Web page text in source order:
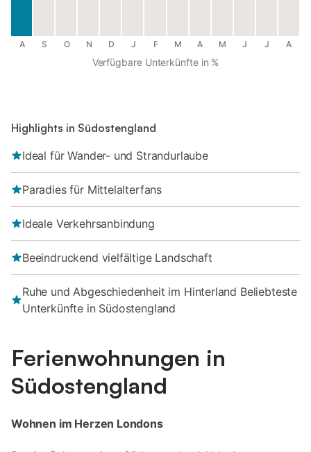
A S O N D J F M A M J J A
Verfügbare Unterkünfte in %
Highlights in Südostengland
Ideal für Wander- und Strandurlaube
Paradies für Mittelalterfans
Ideale Verkehrsanbindung
Beeindruckend vielfältige Landschaft
Ruhe und Abgeschiedenheit im Hinterland Beliebteste
Unterkünfte in Südostengland
Ferienwohnungen in
Südostengland
Wohnen im Herzen Londons